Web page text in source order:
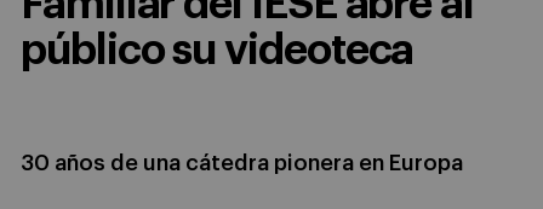
público su videoteca
30 años de una cátedra pionera en Europa